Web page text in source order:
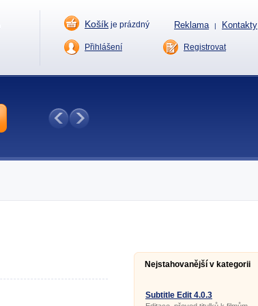
Nejstahovanější v kategorii
Subtitle Edit 4.0.3
Košík je prázdný Reklama | Kontakty
Přihlášení Registrovat